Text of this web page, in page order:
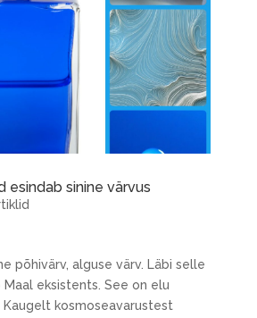
esindab sinine värvus
põhivärv, alguse värv. Läbi selle
eksistents. See on elu
Kaugelt kosmoseavarustest